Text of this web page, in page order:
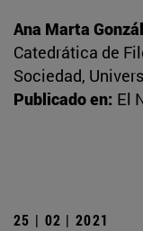
Ana Marta
Catedrática de
Sociedad,
Publicado en: El
25 | 02 | 2021